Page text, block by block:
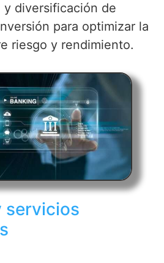
y diversificación de
para optimizar la
riesgo y rendimiento.
servicios